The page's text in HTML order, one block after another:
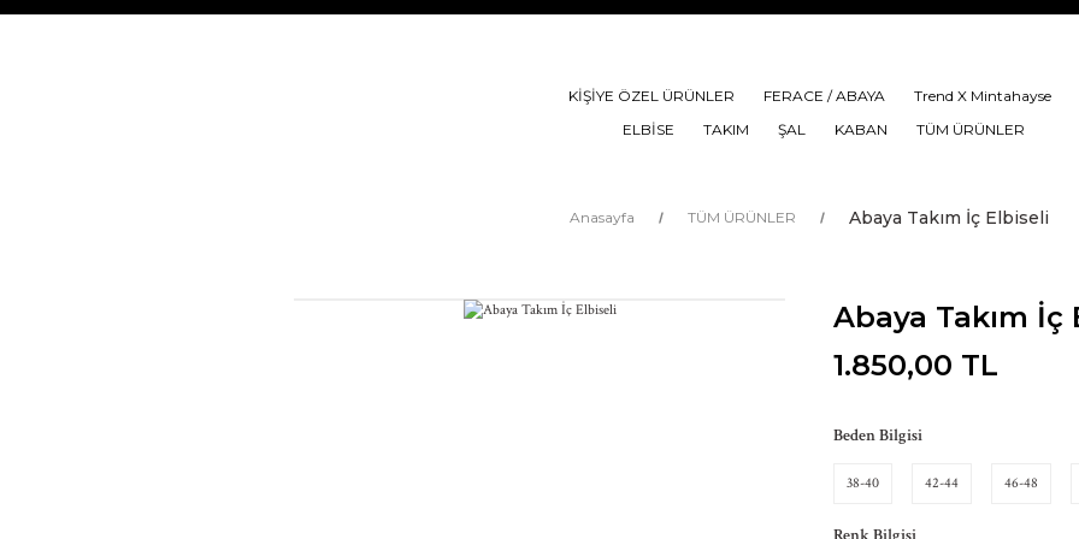
KİŞİYE ÖZEL ÜRÜNLER FERACE / ABAYA
Trend X Mintahayse
ELBİSE
TAKIM ŞAL KABAN TÜM ÜRÜNLER
Anasayfa TÜM ÜRÜNLER Abaya Takım İç Elbiseli
Abaya Takım İç
1.850,00 TL
Beden Bilgisi
38-40 42-44 46-48